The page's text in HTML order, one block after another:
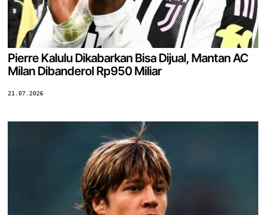
Pierre Kalulu Dikabarkan Bisa Dijual, Mantan AC
Milan Dibanderol Rp950 Miliar
21.07.2026